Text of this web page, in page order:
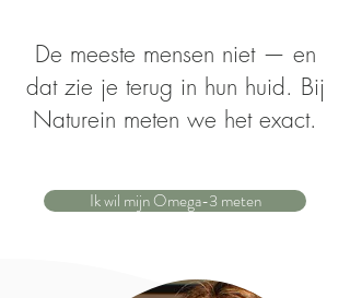
De meeste mensen niet — en
dat zie je terug in hun huid. Bij
Naturein meten we het exact.
Ik wil mijn Omega-3 meten